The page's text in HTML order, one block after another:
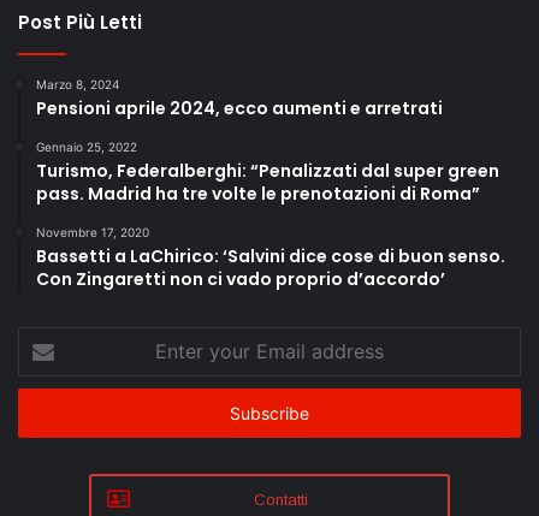
Post Più Letti
Marzo 8, 2024
Pensioni aprile 2024, ecco aumenti e arretrati
Gennaio 25, 2022
Turismo, Federalberghi: “Penalizzati dal super green
pass. Madrid ha tre volte le prenotazioni di Roma”
Novembre 17, 2020
Bassetti a LaChirico: ‘Salvini dice cose di buon senso.
Con Zingaretti non ci vado proprio d’accordo’
your
Email
Contatti